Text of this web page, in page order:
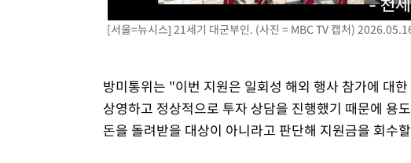
[서울=뉴시스] 21세기 대군부인. (사진 = MBC TV 캡처)
방미통위는 "이번 지원은 일회성 해외 행사 참가에 대
상영하고 정상적으로 투자 상담을 진행했기 때문에 용
돈을 돌려받을 대상이 아니라고 판단해 지원금을 회수